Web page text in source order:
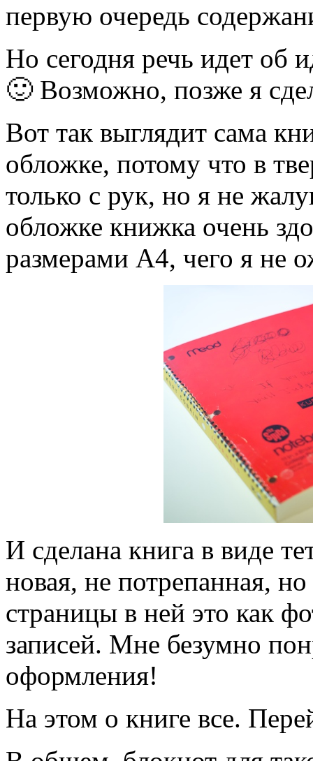
первую очередь
Но сегодня речь идет об
🙂 Возможно, позже я
Вот так выглядит сама
обложке, потому что в
только с рук, но я не
обложке книжка очень
размерами А4, чего я не
И сделана книга в виде
новая, не потрепанная,
страницы в ней это как
записей. Мне безумно
оформления!
На этом о книге все.